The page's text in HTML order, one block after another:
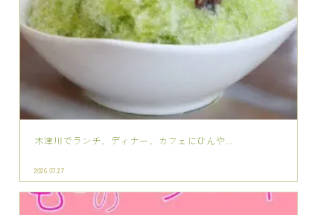
木津川でランチ、ディナー、カフェにひんや...
2026.07.27